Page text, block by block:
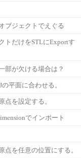
ブジェクトでえぐる
トだけをSTLにExportす
部が欠ける場合は？
平面に合わせる。
点を設定する。
でインポート
点を任意の位置にする。